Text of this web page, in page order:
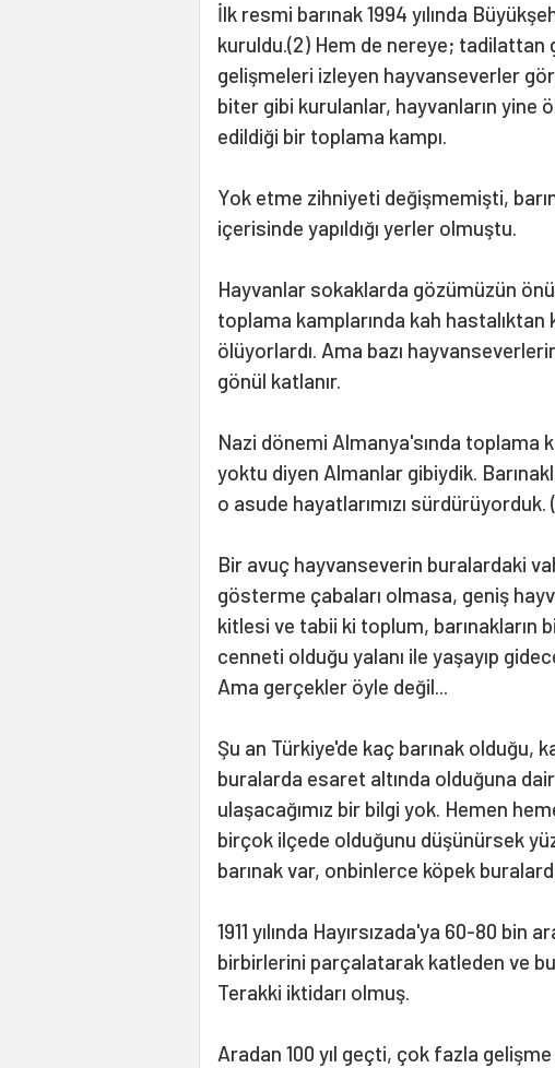
İlk resmi barınak 1994 yılında
kuruldu.(2) Hem de nereye; tadilattan
gelişmeleri izleyen hayvanseverler
biter gibi kurulanlar, hayvanların yine
edildiği bir toplama kampı.
Yok etme zihniyeti değişmemişti,
içerisinde yapıldığı yerler olmuştu.
Hayvanlar sokaklarda gözümüzün
toplama kamplarında kah
ölüyorlardı. Ama bazı
gönül katlanır.
Nazi dönemi Almanya'sında toplama
yoktu diyen Almanlar gibiydik.
o asude hayatlarımızı sürdürüyorduk.
Bir avuç hayvanseverin buralardaki
gösterme çabaları olmasa, geniş
kitlesi ve tabii ki toplum, barınakların
cenneti olduğu yalanı ile yaşayıp
Ama gerçekler öyle değil...
Şu an Türkiye'de kaç barınak olduğu,
buralarda esaret altında olduğuna dair
ulaşacağımız bir bilgi yok. Hemen
birçok ilçede olduğunu düşünürsek
barınak var, onbinlerce köpek
1911 yılında Hayırsızada'ya 60-80
birbirlerini parçalatarak katleden ve
Terakki iktidarı olmuş.
Aradan 100 yıl geçti, çok fazla gelişme